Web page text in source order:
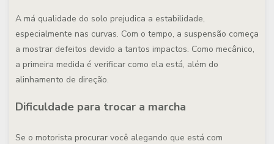
A má qualidade do solo prejudica a estabilidade,
especialmente nas curvas. Com o tempo, a suspensão começa
a mostrar defeitos devido a tantos impactos. Como mecânico,
a primeira medida é verificar como ela está, além do
alinhamento de direção.
Dificuldade para trocar a marcha
Se o motorista procurar você alegando que está com